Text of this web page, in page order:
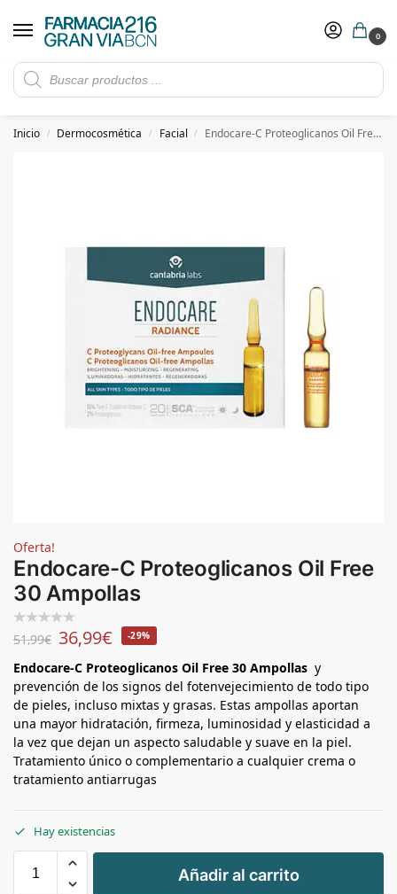
0
Rebajas de verano hasta -30%
​ 5€ de descuento con el cupón 5GRANVIA (compras superiores a 150€)
Inicio / Dermocosmética / Facial / Endocare-C Proteoglicanos Oil Free 30 Ampollas
Oferta!
Endocare-C Proteoglicanos Oil Free
30 Ampollas
51,99€ 36,99€ -29%
Endocare-C Proteoglicanos Oil Free 30 Ampollas y
prevención de los signos del fotenvejecimiento de todo tipo
de pieles, incluso mixtas y grasas. Estas ampollas aportan
una mayor hidratación, firmeza, luminosidad y elasticidad a
la vez que dejan un aspecto saludable y suave en la piel.
Tratamiento único o complementario a cualquier crema o
tratamiento antiarrugas
Hay existencias
+
-
Añadir al carrito